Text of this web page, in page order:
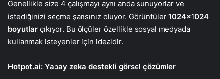
Genellikle size 4 çalışmayı aynı anda sunuyorlar ve
istediğinizi seçme şansınız oluyor. Görüntüler 1024×1024
boyutlar çıkıyor. Bu ölçüler özellikle sosyal medyada
kullanmak isteyenler için idealdir.
Hotpot.ai: Yapay zeka destekli görsel çözümler